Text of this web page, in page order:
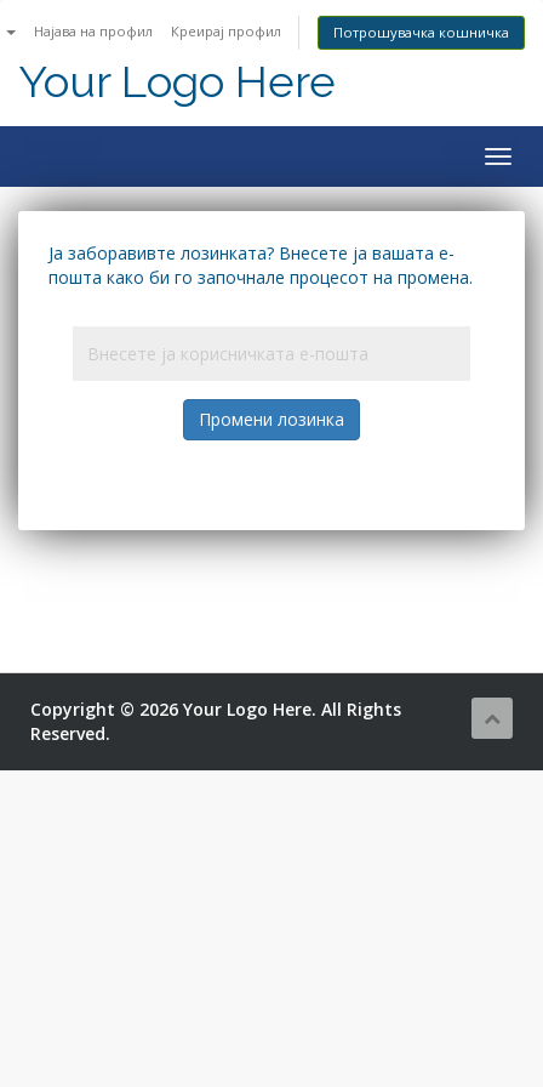
Најава на профил Креирај профил Потрошувачка кошничка
Your Logo Here
Ја заборавивте лозинката? Внесете ја вашата е-
пошта како би го започнале процесот на промена.
Промени лозинка
Copyright © 2026 Your Logo Here. All Rights
Reserved.